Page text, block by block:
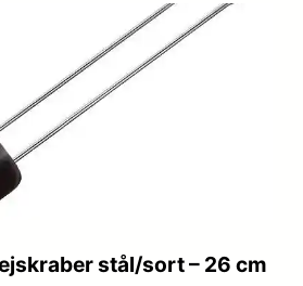
stål/sort – 26 cm